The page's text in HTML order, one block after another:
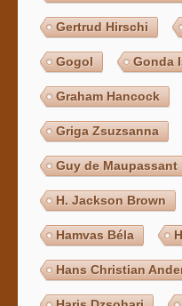
Gertrud Hirschi
Gogol Gonda
Graham Hancock
Griga Zsuzsanna
Guy de Maupassant
H. Jackson Brown
Hamvas Béla
Hans Christian